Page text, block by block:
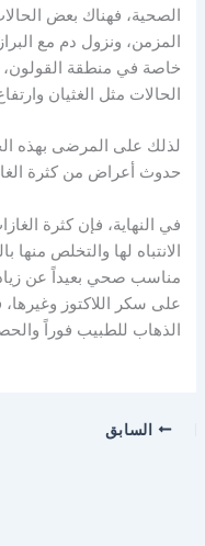
الصحية، فهناك بعض
المزمن، ونزول دم مع
خاصة في منطقة
الحالات مثل الغثيان
لذلك على المرضى بهذه
حدوث أعراض من كثرة
في النهاية، فإن كثرة
الانتباه لها والتخلص منها
مناسب صحي بعيداً عن
على سكر اللاكتوز
الذهاب للطبيب فوراً
السابق